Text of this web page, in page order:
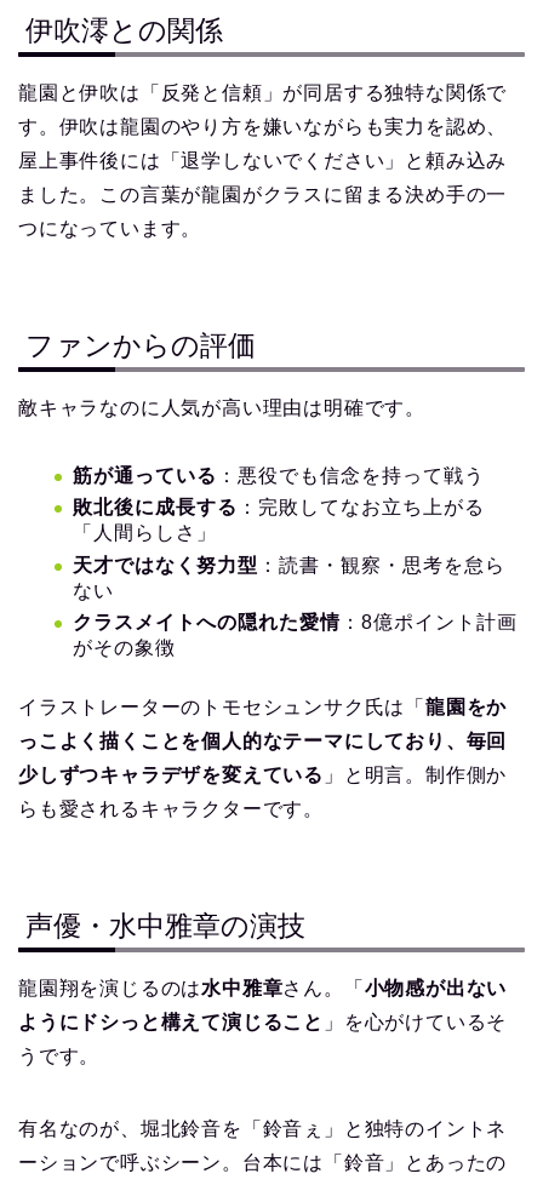
伊吹澪との関係
龍園と伊吹は「反発と信頼」が同居する独特な関係で
す。伊吹は龍園のやり方を嫌いながらも実力を認め、
屋上事件後には「退学しないでください」と頼み込み
ました。この言葉が龍園がクラスに留まる決め手の一
つになっています。
ファンからの評価
敵キャラなのに人気が高い理由は明確です。
筋が通っている ：悪役でも信念を持って戦う
敗北後に成長する ：完敗してなお立ち上がる
「人間らしさ」
天才ではなく努力型 ：読書・観察・思考を怠ら
ない
クラスメイトへの隠れた愛情 ：8億ポイント計画
がその象徴
イラストレーターのトモセシュンサク氏は「 龍園をか
っこよく描くことを個人的なテーマにしており、毎回
少しずつキャラデザを変えている 」と明言。制作側か
らも愛されるキャラクターです。
声優・水中雅章の演技
龍園翔を演じるのは水中雅章さん。「 小物感が出ない
ようにドシっと構えて演じること 」を心がけているそ
うです。
有名なのが、堀北鈴音を「鈴音ぇ」と独特のイントネ
ーションで呼ぶシーン。台本には「鈴音」とあったの